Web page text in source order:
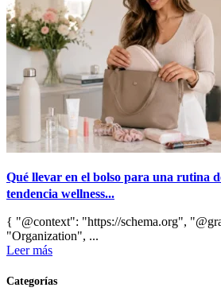
Qué llevar en el bolso para una rutina
tendencia wellness...
{ "@context": "https://schema.org",
"Organization", ...
Leer más
Categorías